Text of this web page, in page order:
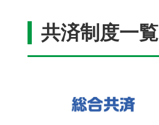
共済制度一覧